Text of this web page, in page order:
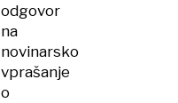
odgovor
na
novinarsko
vprašanje
o